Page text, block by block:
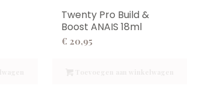
Twenty Pro Build &
Boost ANAIS 18ml
€ 20,95